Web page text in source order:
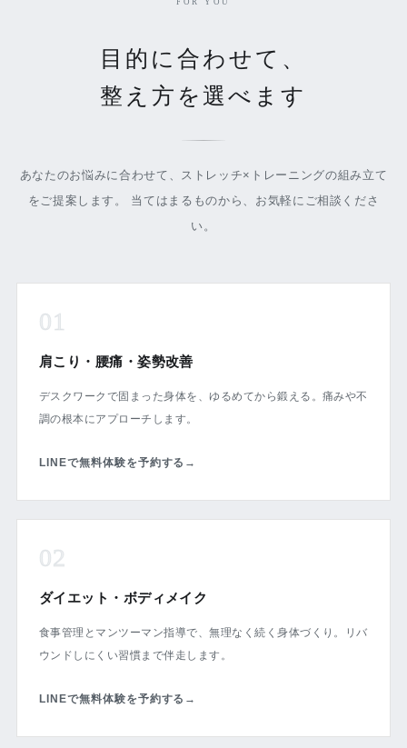
FOR YOU
目的に合わせて、
整え方を選べます
あなたのお悩みに合わせて、ストレッチ×トレーニングの組み立て
をご提案します。 当てはまるものから、お気軽にご相談くださ
い。
01
肩こり・腰痛・姿勢改善
デスクワークで固まった身体を、ゆるめてから鍛える。痛みや不
調の根本にアプローチします。
LINEで無料体験を予約する →
02
ダイエット・ボディメイク
食事管理とマンツーマン指導で、無理なく続く身体づくり。リバ
ウンドしにくい習慣まで伴走します。
LINEで無料体験を予約する →